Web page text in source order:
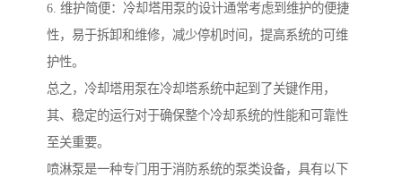
6. 维护简便：冷却塔用泵的设计通常考虑到维护的便捷
性，易于拆卸和维修，减少停机时间，提高系统的可维
护性。
总之，冷却塔用泵在冷却塔系统中起到了关键作用，
其、稳定的运行对于确保整个冷却系统的性能和可靠性
至关重要。
喷淋泵是一种专门用于消防系统的泵类设备，具有以下